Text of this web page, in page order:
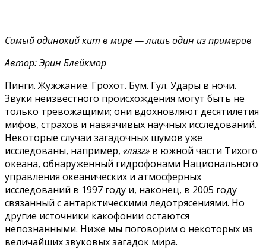
Самый одинокий кит в мире — лишь один из примеров
Автор: Эрин Блейкмор
Пинги. Жужжание. Грохот. Бум. Гул. Удары в ночи.
Звуки неизвестного происхождения могут быть не
только тревожащими; они вдохновляют десятилетия
мифов, страхов и навязчивых научных исследований.
Некоторые случаи загадочных шумов уже
исследованы, например, «лязг» в южной части Тихого
океана, обнаруженный гидрофонами Национального
управления океанических и атмосферных
исследований в 1997 году и, наконец, в 2005 году
связанный с антарктическими ледотрясениями. Но
другие источники какофонии остаются
непознанными. Ниже мы поговорим о некоторых из
величайших звуковых загадок мира.